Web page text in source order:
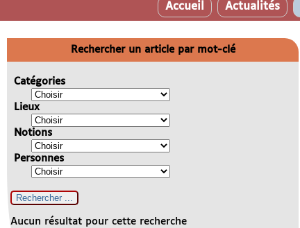
Accueil Actualités
Rechercher un article par mot-clé
Catégories
Lieux
Notions
Personnes
Aucun résultat pour cette recherche